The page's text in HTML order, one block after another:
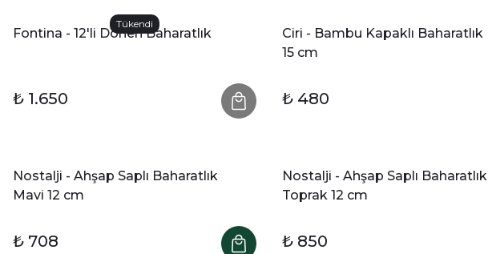
Tükendi
Fontina - 12'li Dönen Baharatlık
₺ 1.650
Ciri - Bambu Kapaklı Baharatlık
15 cm
₺ 480
Nostalji - Ahşap Saplı Baharatlık
Mavi 12 cm
₺ 708
Nostalji - Ahşap Saplı Baharatlık
Toprak 12 cm
₺ 850